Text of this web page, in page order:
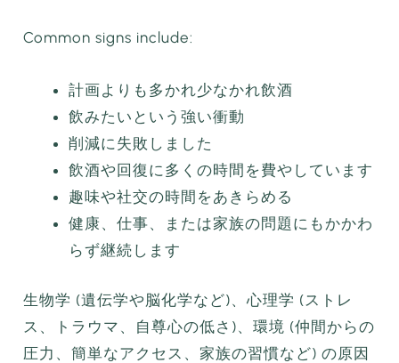
Common signs include:
計画よりも多かれ少なかれ飲酒
飲みたいという強い衝動
削減に失敗しました
飲酒や回復に多くの時間を費やしています
趣味や社交の時間をあきらめる
健康、仕事、または家族の問題にもかかわ
らず継続します
生物学 (遺伝学や脳化学など)、心理学 (ストレ
ス、トラウマ、自尊心の低さ)、環境 (仲間からの
圧力、簡単なアクセス、家族の習慣など) の原因